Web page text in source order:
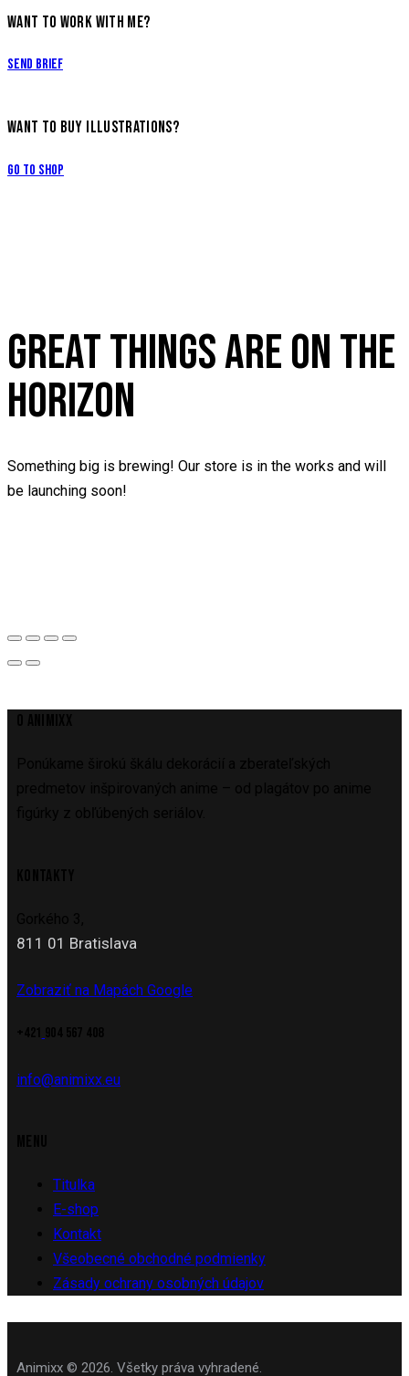
WANT TO WORK WITH ME?
Send Brief
WANT TO BUY ILLUSTRATIONS?
Go to Shop
GREAT THINGS ARE ON THE
HORIZON
Something big is brewing! Our store is in the works and will
be launching soon!
811 01 Bratislava
Zobraziť na Mapách Google
info@animixx.eu
Titulka
E-shop
Kontakt
Všeobecné obchodné podmienky
Zásady ochrany osobných údajov
Animixx © 2026. Všetky práva vyhradené.